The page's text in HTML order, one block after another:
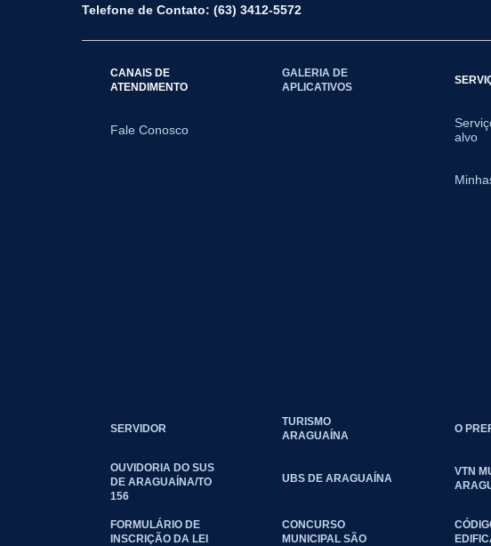
Telefone de Contato: (63) 3412-5572
CANAIS DE
ATENDIMENTO
Fale Conosco
GALERIA DE
APLICATIVOS
alvo
SERVIDOR
TURISMO
ARAGUAÍNA
O
OUVIDORIA DO SUS
DE ARAGUAÍNA/TO
156
UBS DE ARAGUAÍNA
VTN
FORMULÁRIO DE
INSCRIÇÃO DA LEI
CONCURSO
MUNICIPAL SÃO